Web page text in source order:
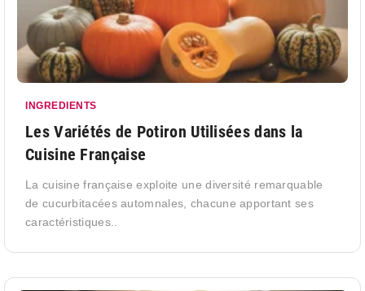
INGREDIENTS
Les Variétés de Potiron Utilisées dans la
Cuisine Française
La cuisine française exploite une diversité remarquable
de cucurbitacées automnales, chacune apportant ses
caractéristiques..